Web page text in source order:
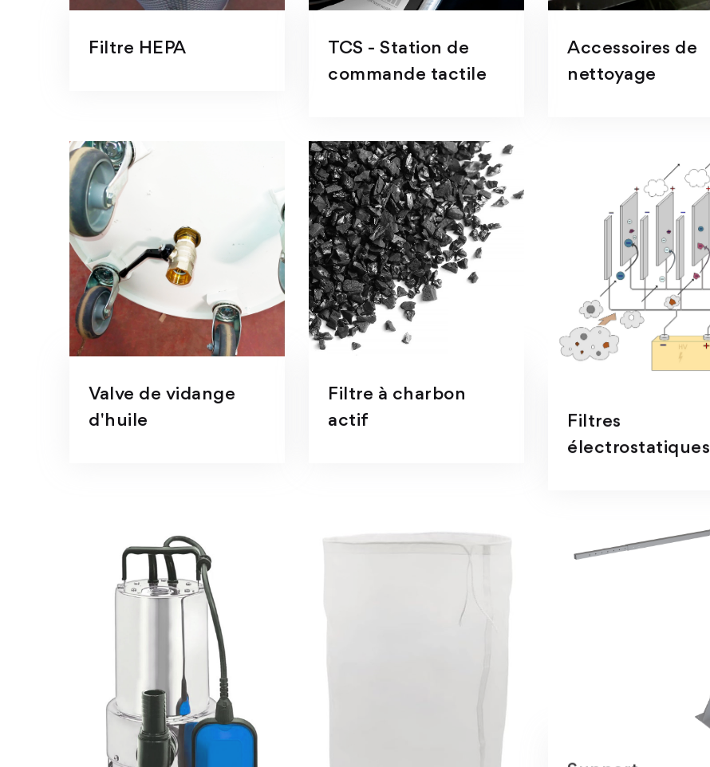
Filtre HEPA
TCS - Station de
commande tactile
Accessoires de
nettoyage
Valve de vidange
d'huile
Filtre à charbon
actif
Filtres
électrostatiques